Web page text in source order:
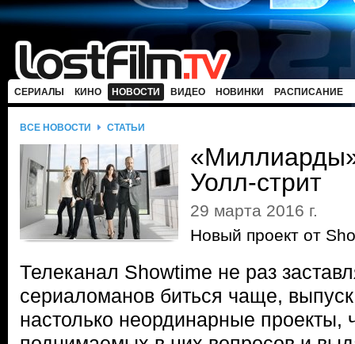
СЕРИАЛЫ КИНО НОВОСТИ ВИДЕО НОВИНКИ РАСПИСАНИЕ
ВСЕ НОВОСТИ СТАТЬИ
Уолл-стрит
29 марта 2016 г.
Новый проект от
Телеканал Showtime не раз
сериаломанов биться чаще,
настолько неординарные проекты,